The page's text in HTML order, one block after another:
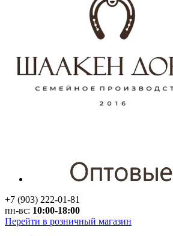
+7 (903) 222-01-81
пн-вс: 10:00-18:00
Перейти в розничный магазин